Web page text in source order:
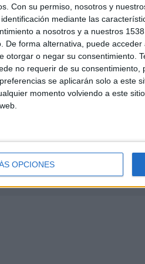
Con su permiso, nosotros y
mediante las
a nosotros y a nuestros
De forma alternativa, puede
otorgar o negar su consentimiento.
no requerir de su
se aplicarán solo a este
momento volviendo a este
OPCIONES
personas que vieron un
le guste esa marca.
sus métricas, la
de medición más amplios.
ofrecerá dos vías: una
con objetivos de
la planificación creativa, la
de video.
ENVIAR